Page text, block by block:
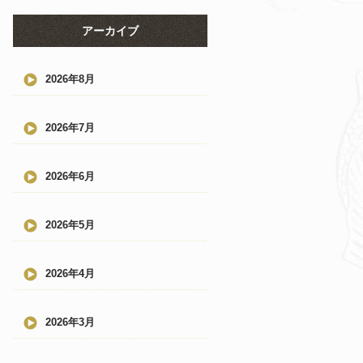
アーカイブ
2026年8月
2026年7月
2026年6月
2026年5月
2026年4月
2026年3月